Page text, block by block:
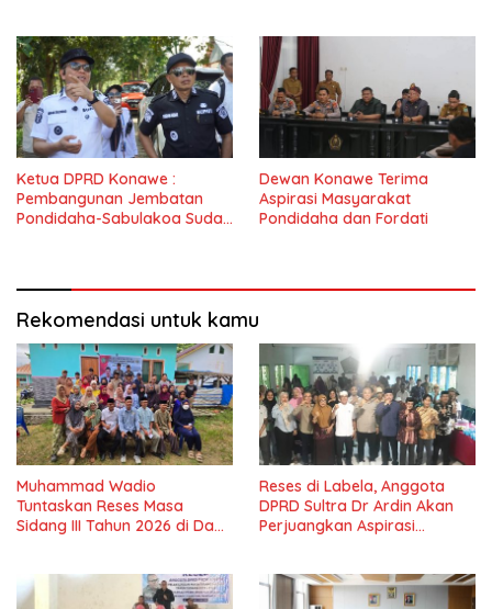
Ketua DPRD Konawe :
Pembangunan Jembatan
Pondidaha-Sabulakoa Sudah
Dewan Konawe Terima
Aspirasi Masyarakat
Pondidaha dan Fordati
Rekomendasi untuk kamu
Muhammad Wadio
Tuntaskan Reses Masa
Sidang III Tahun 2026 di Dapil
Reses di Labela, Anggota
DPRD Sultra Dr Ardin Akan
Perjuangkan Aspirasi